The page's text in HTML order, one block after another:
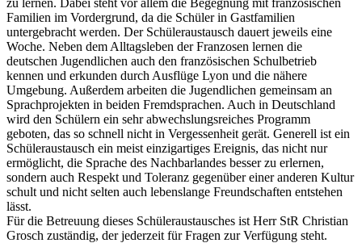
Familien im Vordergrund, da die Schüler in Gastfamilien
untergebracht werden. Der Schüleraustausch dauert jeweils eine
Woche. Neben dem Alltagsleben der Franzosen lernen die
deutschen Jugendlichen auch den französischen Schulbetrieb
kennen und erkunden durch Ausflüge Lyon und die nähere
Umgebung. Außerdem arbeiten die Jugendlichen gemeinsam an
Sprachprojekten in beiden Fremdsprachen. Auch in Deutschland
wird den Schülern ein sehr abwechslungsreiches Programm
geboten, das so schnell nicht in Vergessenheit gerät. Generell ist ein
Schüleraustausch ein meist einzigartiges Ereignis, das nicht nur
ermöglicht, die Sprache des Nachbarlandes besser zu erlernen,
sondern auch Respekt und Toleranz gegenüber einer anderen Kultur
schult und nicht selten auch lebenslange Freundschaften entstehen
lässt.
Für die Betreuung dieses Schüleraustausches ist Herr StR Christian
Grosch zuständig, der jederzeit für Fragen zur Verfügung steht.